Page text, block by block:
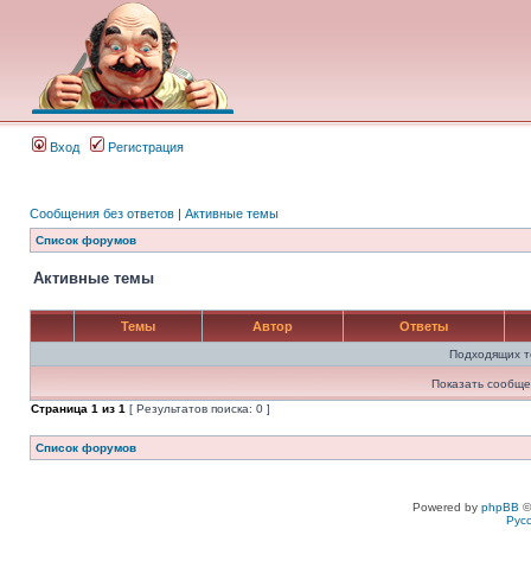
Вход Регистрация
Сообщения без ответов | Активные темы
Список форумов
Активные темы
Темы Автор Ответы
Подходящих
Показать
Страница 1 из 1 [ Результатов поиска: 0 ]
Список форумов
Powered by phpBB